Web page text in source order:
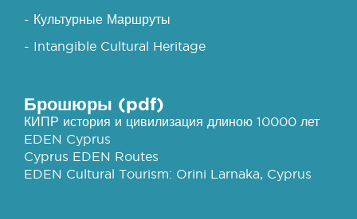
- Культурные Маршруты
- Intangible Cultural Heritage
Брошюры (pdf)
КИПР история и цивилизация длиною 10000 лет
EDEN Cyprus
Cyprus EDEN Routes
EDEN Cultural Tourism: Orini Larnaka, Cyprus